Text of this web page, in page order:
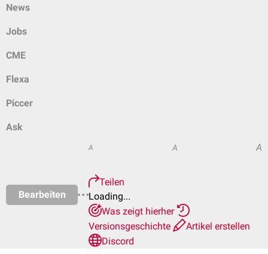
News
Jobs
CME
Flexa
Piccer
Ask
Bearbeiten
A A A
Teilen
Loading...
Was zeigt hierher
Versionsgeschichte
Artikel erstellen
Discord